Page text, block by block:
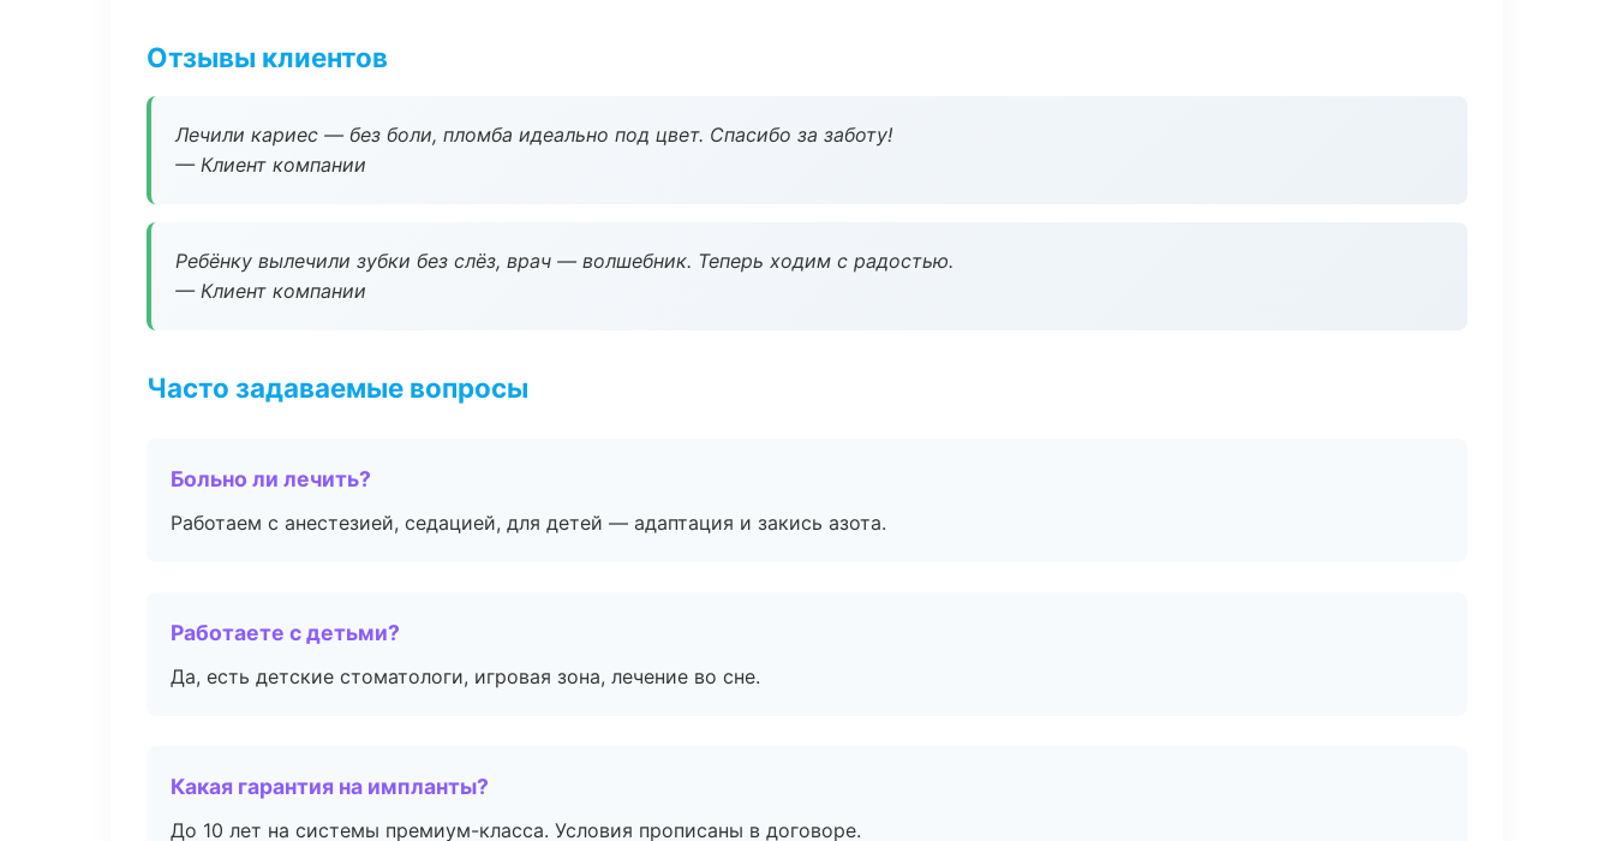
Отзывы клиентов
Лечили кариес — без боли, пломба идеально под цвет. Спасибо за заботу!
— Клиент компании
Ребёнку вылечили зубки без слёз, врач — волшебник. Теперь ходим с радостью.
— Клиент компании
Часто задаваемые вопросы
Больно ли лечить?
Работаем с анестезией, седацией, для детей — адаптация и закись азота.
Работаете с детьми?
Да, есть детские стоматологи, игровая зона, лечение во сне.
Какая гарантия на импланты?
До 10 лет на системы премиум-класса. Условия прописаны в договоре.